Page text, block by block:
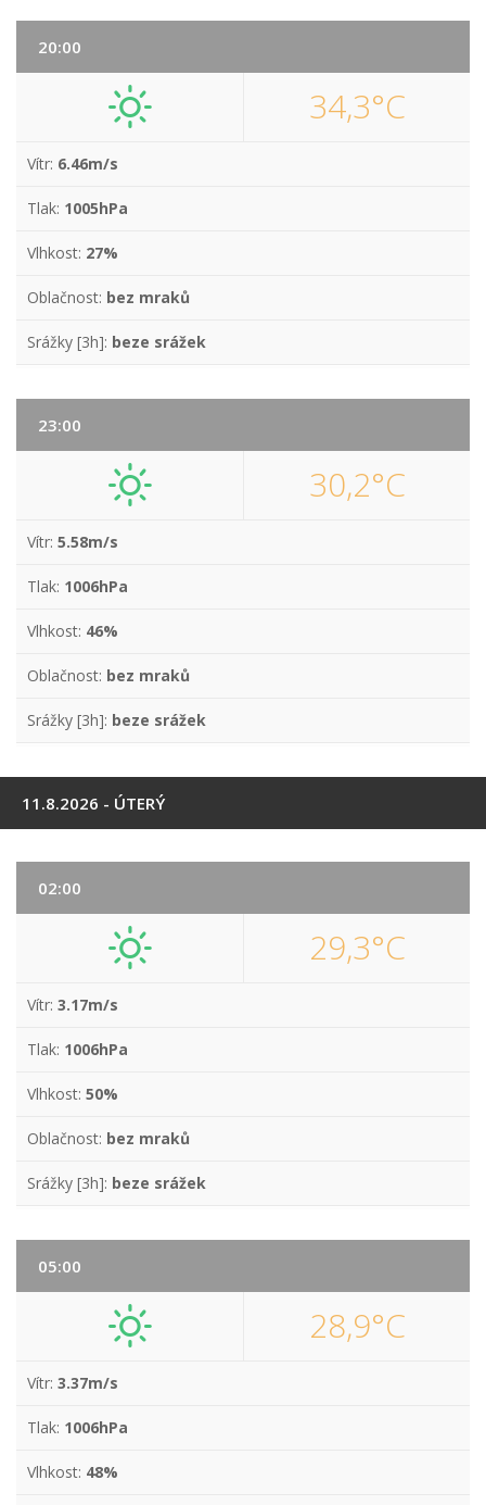
20:00
34,3°C
Vítr: 6.46m/s
Tlak: 1005hPa
Vlhkost: 27%
Oblačnost: bez mraků
Srážky [3h]: beze srážek
23:00
30,2°C
Vítr: 5.58m/s
Tlak: 1006hPa
Vlhkost: 46%
Oblačnost: bez mraků
Srážky [3h]: beze srážek
11.8.2026 - ÚTERÝ
02:00
29,3°C
Vítr: 3.17m/s
Tlak: 1006hPa
Vlhkost: 50%
Oblačnost: bez mraků
Srážky [3h]: beze srážek
05:00
28,9°C
Vítr: 3.37m/s
Tlak: 1006hPa
Vlhkost: 48%